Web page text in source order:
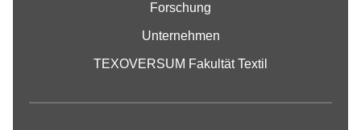
Forschung
Unternehmen
TEXOVERSUM Fakultät Textil